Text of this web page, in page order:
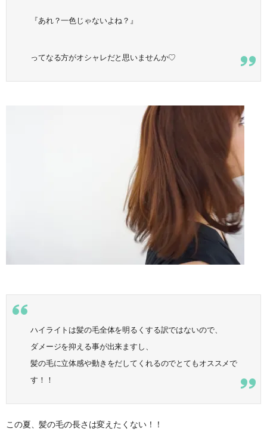
『あれ？一色じゃないよね？』
ってなる方がオシャレだと思いませんか♡
ハイライトは髪の毛全体を明るくする訳ではないので、
ダメージを抑える事が出来ますし、
髪の毛に立体感や動きをだしてくれるのでとてもオススメで
す！！
この夏、髪の毛の長さは変えたくない！！